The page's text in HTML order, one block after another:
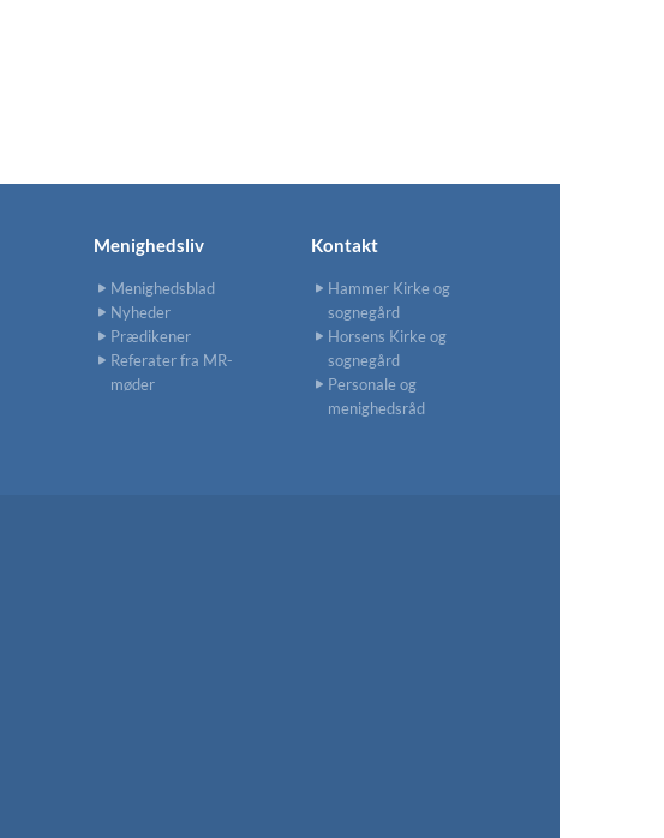
Menighedsliv
Menighedsblad
Nyheder
Prædikener
Referater fra MR-
møder
Kontakt
Hammer Kirke og
sognegård
Horsens Kirke og
sognegård
Personale og
menighedsråd